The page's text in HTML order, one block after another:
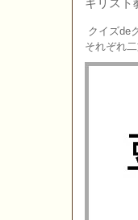
キリスト
クイズde
それぞれ